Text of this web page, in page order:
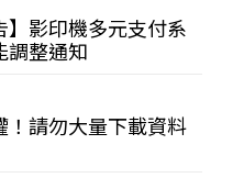
】影印機多元支付系
調整通知
！請勿大量下載資料